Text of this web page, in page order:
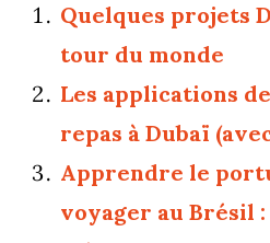
Quelques projets
tour du monde
Les applications
repas à Dubaï
Apprendre le
voyager au Brésil